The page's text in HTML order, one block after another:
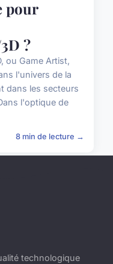
pour
?
ou Game Artist,
l'univers de la
dans les secteurs
l'optique de
8 min de lecture →
technologique